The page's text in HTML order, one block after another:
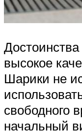
Достоинства
высокое
Шарики не
свободного
начальный